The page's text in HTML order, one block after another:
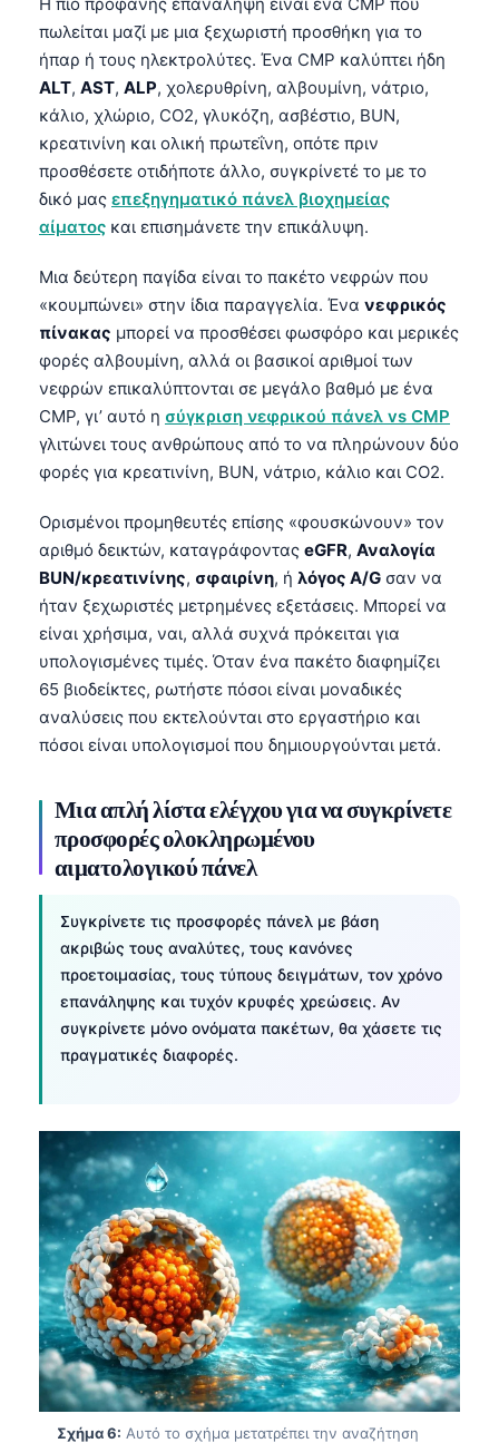
πωλείται μαζί με μια ξεχωριστή προσθήκη για το
ήπαρ ή τους ηλεκτρολύτες. Ένα CMP καλύπτει ήδη
ALT, AST, ALP, χολερυθρίνη, αλβουμίνη, νάτριο,
κάλιο, χλώριο, CO2, γλυκόζη, ασβέστιο, BUN,
κρεατινίνη και ολική πρωτεΐνη, οπότε πριν
προσθέσετε οτιδήποτε άλλο, συγκρίνετέ το με το
δικό μας επεξηγηματικό πάνελ βιοχημείας
αίματος και επισημάνετε την επικάλυψη.
Μια δεύτερη παγίδα είναι το πακέτο νεφρών που
«κουμπώνει» στην ίδια παραγγελία. Ένα νεφρικός
πίνακας μπορεί να προσθέσει φωσφόρο και μερικές
φορές αλβουμίνη, αλλά οι βασικοί αριθμοί των
νεφρών επικαλύπτονται σε μεγάλο βαθμό με ένα
CMP, γι’ αυτό η σύγκριση νεφρικού πάνελ vs CMP
γλιτώνει τους ανθρώπους από το να πληρώνουν δύο
φορές για κρεατινίνη, BUN, νάτριο, κάλιο και CO2.
Ορισμένοι προμηθευτές επίσης «φουσκώνουν» τον
αριθμό δεικτών, καταγράφοντας eGFR, Αναλογία
BUN/κρεατινίνης, σφαιρίνη, ή λόγος A/G σαν να
ήταν ξεχωριστές μετρημένες εξετάσεις. Μπορεί να
είναι χρήσιμα, ναι, αλλά συχνά πρόκειται για
υπολογισμένες τιμές. Όταν ένα πακέτο διαφημίζει
65 βιοδείκτες, ρωτήστε πόσοι είναι μοναδικές
αναλύσεις που εκτελούνται στο εργαστήριο και
πόσοι είναι υπολογισμοί που δημιουργούνται μετά.
Μια απλή λίστα ελέγχου για να συγκρίνετε
προσφορές ολοκληρωμένου
αιματολογικού πάνελ
Συγκρίνετε τις προσφορές πάνελ με βάση
ακριβώς τους αναλύτες, τους κανόνες
προετοιμασίας, τους τύπους δειγμάτων, τον χρόνο
επανάληψης και τυχόν κρυφές χρεώσεις. Αν
συγκρίνετε μόνο ονόματα πακέτων, θα χάσετε τις
πραγματικές διαφορές.
Σχήμα 6: Αυτό το σχήμα μετατρέπει την αναζήτηση
العربية المغربية
Afrikaans
Монгол
ພາສາລາວ
Basa Jawa
Cebuano
ئۇيغۇرچە
Кыргызча
Татар теле
Esperanto
Frysk
Ślōnskŏ gŏdka
Norsk bokmål